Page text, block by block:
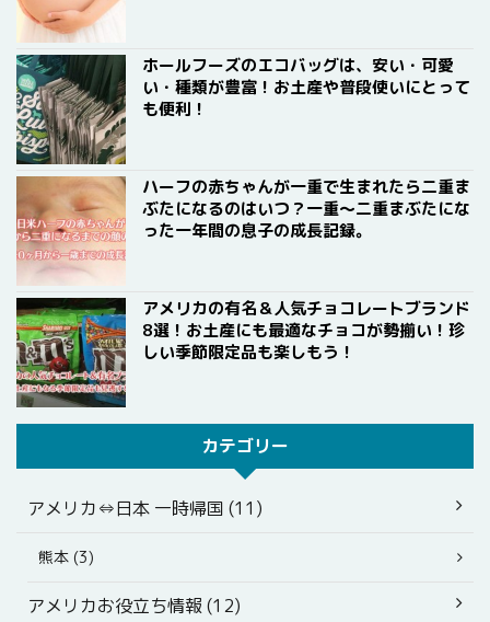
ホールフーズのエコバッグは、安い・可愛
い・種類が豊富！お土産や普段使いにとって
も便利！
ハーフの赤ちゃんが一重で生まれたら二重ま
ぶたになるのはいつ？一重〜二重まぶたにな
った一年間の息子の成長記録。
アメリカの有名＆人気チョコレートブランド
8選！お土産にも最適なチョコが勢揃い！珍
しい季節限定品も楽しもう！
カテゴリー
アメリカ⇔日本 一時帰国 (11)
熊本 (3)
アメリカお役立ち情報 (12)